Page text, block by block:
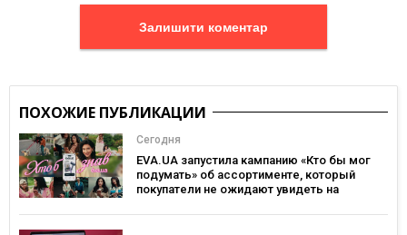
Залишити коментар
ПОХОЖИЕ ПУБЛИКАЦИИ
Сегодня
EVA.UA запустила кампанию «Кто бы мог
подумать» об ассортименте, который
покупатели не ожидают увидеть на